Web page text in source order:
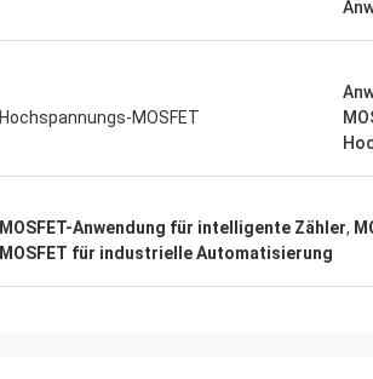
Hochspannungs-MOSFET
MOSFET-Anwendung für intelligente Zähler,
MOSFET für industrielle Automatisierung